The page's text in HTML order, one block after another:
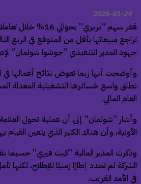
2025-01-24
قفز سهم “بربري” بحوالي
مبيعاتها بأقل من المتوقع في الربع
المدير التنفيذي “جوشوا شولمان” لإصلاح
أنها ربما تعوض نتائج أعمالها في
واسع خسائرها التشغيلية المعدلة
المالي.
“شولمان” إلى أن عملية تحول العلامة
وأن هناك الكثير الذي يتعين القيام بها.
المدير المالية “كيت فيري” حسبما
لم تحدد إطارًا زمنيًا للإطلاح، لكنها
الأمد القريب.